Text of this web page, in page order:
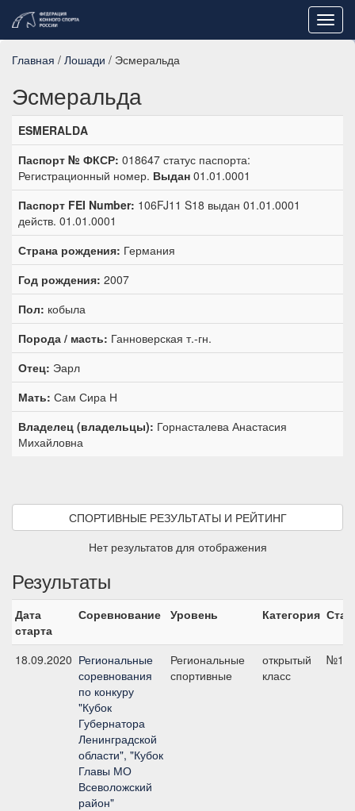
Главная / Лошади / Эсмеральда
Эсмеральда
ESMERALDA
Паспорт № ФКСР: 018647 статус паспорта:
Регистрационный номер. Выдан 01.01.0001
Паспорт FEI Number: 106FJ11 S18 выдан 01.01.0001
действ. 01.01.0001
Страна рождения: Германия
Год рождения: 2007
Пол: кобыла
Порода / масть: Ганноверская т.-гн.
Отец: Эарл
Мать: Сам Сира Н
Владелец (владельцы): Горнасталева Анастасия
Михайловна
СПОРТИВНЫЕ РЕЗУЛЬТАТЫ И РЕЙТИНГ
Нет результатов для отображения
Результаты
Дата
старта
Соревнование Уровень Категория
18.09.2020 Региональные
соревнования
по конкуру
"Кубок
Губернатора
Ленинградской
области", "Кубок
Главы МО
Всеволожский
район"
Региональные
спортивные
открытый
класс
№11,